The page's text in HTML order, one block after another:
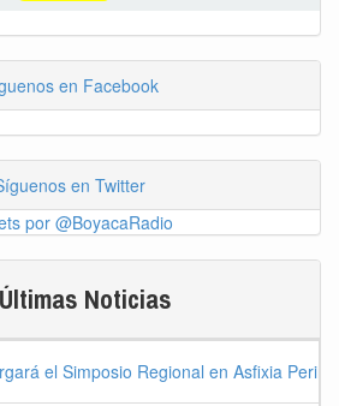
en Facebook
en Twitter
por @BoyacaRadio
Noticias
el Simposio Regional en Asfixia